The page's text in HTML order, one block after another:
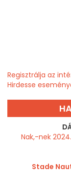
Regisztrálja az
Hirdesse
Nak,-nek
Stade